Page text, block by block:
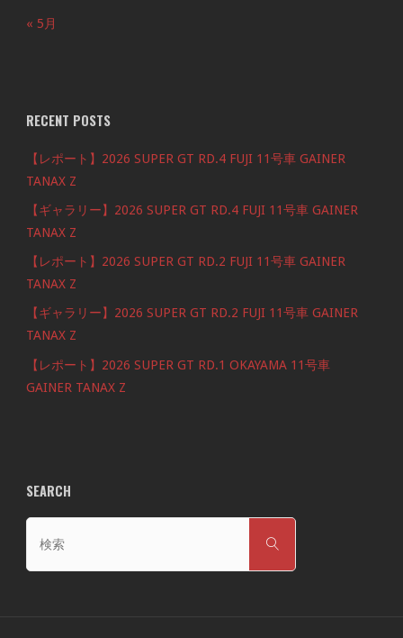
« 5月
RECENT POSTS
【レポート】2026 SUPER GT RD.4 FUJI 11号車 GAINER
TANAX Z
【ギャラリー】2026 SUPER GT RD.4 FUJI 11号車 GAINER
TANAX Z
【レポート】2026 SUPER GT RD.2 FUJI 11号車 GAINER
TANAX Z
【ギャラリー】2026 SUPER GT RD.2 FUJI 11号車 GAINER
TANAX Z
【レポート】2026 SUPER GT RD.1 OKAYAMA 11号車
GAINER TANAX Z
SEARCH
対
検